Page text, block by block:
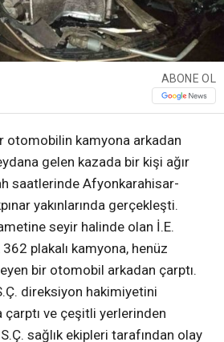
ABONE OL
otomobilin kamyona arkadan
gelen kazada bir kişi ağır
saatlerinde Afyonkarahisar-
yakınlarında gerçekleşti.
seyir halinde olan İ.E.
plakalı kamyona, henüz
bir otomobil arkadan çarptı.
direksiyon hakimiyetini
çarptı ve çeşitli yerlerinden
sağlık ekipleri tarafından olay